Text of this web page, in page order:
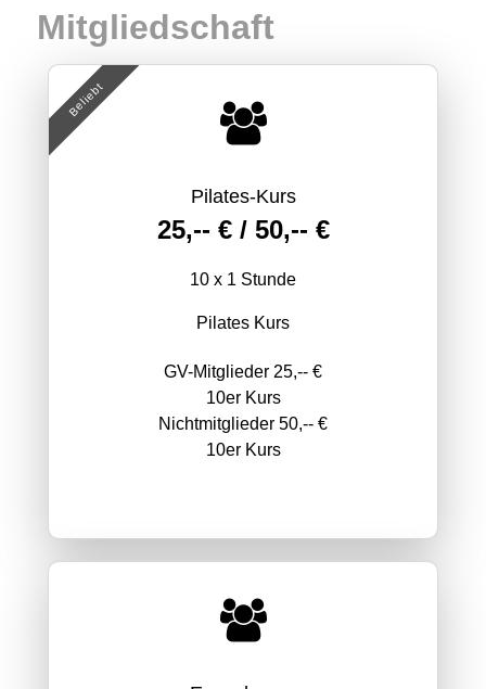
Mitgliedschaft
Beliebt
Pilates-Kurs
25,-- € / 50,-- €
10 x 1 Stunde
Pilates Kurs
GV-Mitglieder 25,-- €
10er Kurs
Nichtmitglieder 50,-- €
10er Kurs